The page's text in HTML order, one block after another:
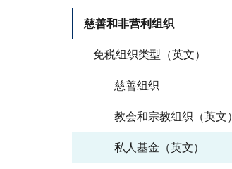
慈善和非营利组织
免税组织类型（英文）
慈善组织
教会和宗教组织（英文）
私人基金（英文）